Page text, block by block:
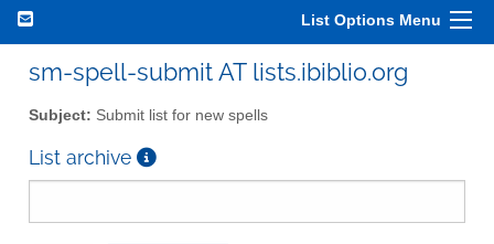
List Options Menu
sm-spell-submit AT lists.ibiblio.org
Subject: Submit list for new spells
List archive